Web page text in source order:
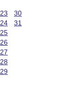
23
30
24
31
25
26
27
28
29